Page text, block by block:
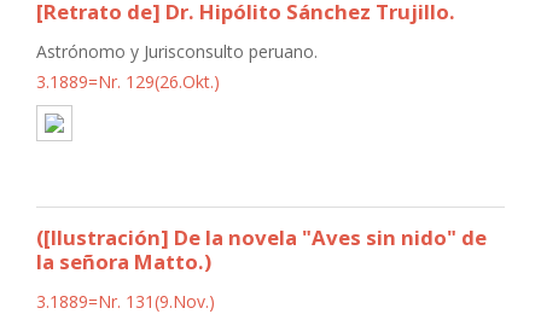
[Retrato de] Dr. Hipólito Sánchez Trujillo.
Astrónomo y Jurisconsulto peruano.
3.1889=Nr. 129(26.Okt.)
([Ilustración] De la novela "Aves sin nido" de
la señora Matto.)
3.1889=Nr. 131(9.Nov.)